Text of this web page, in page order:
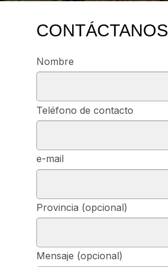
CONTÁCTANOS
Nombre
Teléfono de contacto
e-mail
Provincia (opcional)
Mensaje (opcional)